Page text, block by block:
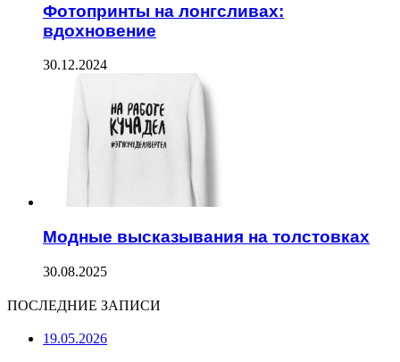
Фотопринты на лонгсливах:
вдохновение
30.12.2024
Модные высказывания на толстовках
30.08.2025
ПОСЛЕДНИЕ ЗАПИСИ
19.05.2026